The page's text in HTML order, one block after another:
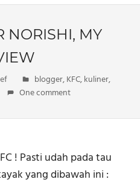
NORISHI, MY
blogger,KFC,kuliner,
One comment
! Pasti udah pada tau
yang dibawah ini :